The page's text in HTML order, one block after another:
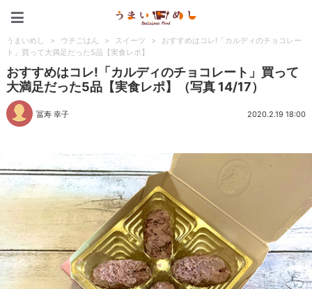
うまいめし > ウチごはん > スイーツ >
おすすめはコレ!「カルディのチョコレー
ト」買って大満足だった5品【実食レポ】
おすすめはコレ!「カルディのチョコレート」買って
大満足だった5品【実食レポ】（写真 14/17）
冨寿 幸子 2020.2.19 18:00